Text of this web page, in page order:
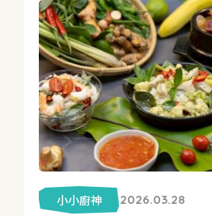
小小廚神 2026.03.28